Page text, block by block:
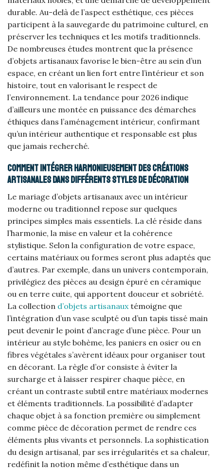
durable. Au-delà de l’aspect esthétique, ces pièces
participent à la sauvegarde du patrimoine culturel, en
préserver les techniques et les motifs traditionnels.
De nombreuses études montrent que la présence
d’objets artisanaux favorise le bien-être au sein d’un
espace, en créant un lien fort entre l’intérieur et son
histoire, tout en valorisant le respect de
l’environnement. La tendance pour 2026 indique
d’ailleurs une montée en puissance des démarches
éthiques dans l’aménagement intérieur, confirmant
qu’un intérieur authentique et responsable est plus
que jamais recherché.
Comment intégrer harmonieusement des créations
artisanales dans différents styles de décoration
Le mariage d’objets artisanaux avec un intérieur
moderne ou traditionnel repose sur quelques
principes simples mais essentiels. La clé réside dans
l’harmonie, la mise en valeur et la cohérence
stylistique. Selon la configuration de votre espace,
certains matériaux ou formes seront plus adaptés que
d’autres. Par exemple, dans un univers contemporain,
privilégiez des pièces au design épuré en céramique
ou en terre cuite, qui apportent douceur et sobriété.
La collection d’objets artisanaux témoigne que
l’intégration d’un vase sculpté ou d’un tapis tissé main
peut devenir le point d’ancrage d’une pièce. Pour un
intérieur au style bohème, les paniers en osier ou en
fibres végétales s’avèrent idéaux pour organiser tout
en décorant. La règle d’or consiste à éviter la
surcharge et à laisser respirer chaque pièce, en
créant un contraste subtil entre matériaux modernes
et éléments traditionnels. La possibilité d’adapter
chaque objet à sa fonction première ou simplement
comme pièce de décoration permet de rendre ces
éléments plus vivants et personnels. La sophistication
du design artisanal, par ses irrégularités et sa chaleur,
redéfinit la notion même d’esthétique dans un